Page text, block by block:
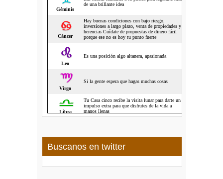
Buscanos en twitter